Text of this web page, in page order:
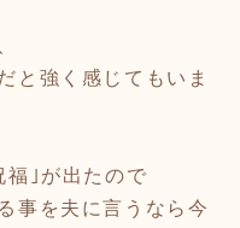
と強く感じてもいま
福｣が出たので
事を夫に言うなら今